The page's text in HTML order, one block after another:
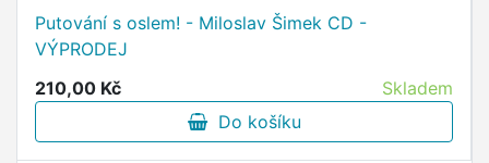
Putování s oslem! - Miloslav Šimek CD -
VÝPRODEJ
210,00 Kč
Skladem
Do košíku